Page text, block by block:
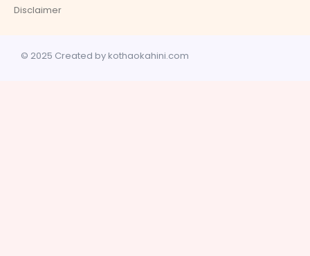
Disclaimer
© 2025 Created by kothaokahini.com